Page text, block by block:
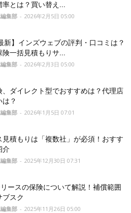
率とは？買い替え...
集部 - 2026年2月5日 05:00
新】インズウェブの評判・口コミは？
険一括見積もりサ...
集部 - 2026年2月3日 05:00
、ダイレクト型でおすすめは？代理店
？
集部 - 2026年1月5日 07:01
見積もりは「複数社」が必須！おすす
介
集部 - 2025年12月30日 07:31
リースの保険について解説！補償範囲
ブスク
集部 - 2025年11月26日 05:00